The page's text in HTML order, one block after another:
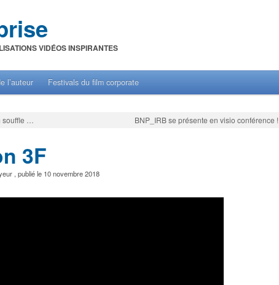
VIDÉOS INSPIRANTES
l’auteur Festivals du film corporate
… BNP_IRB se présente en visio conférence !
3F
, publié le 10 novembre 2018